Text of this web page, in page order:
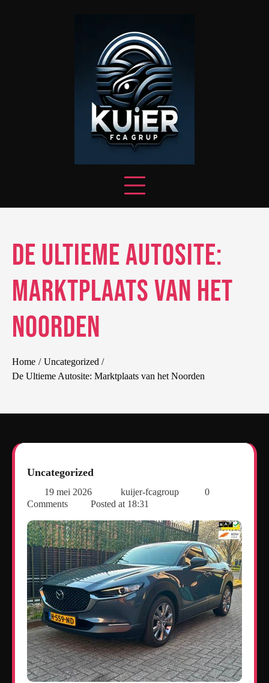
De Ultieme Autosite:
Marktplaats van het
Noorden
Home
Uncategorized
De Ultieme Autosite: Marktplaats van het Noorden
Uncategorized
19 mei 2026 kuijer-fcagroup
0
Comments
Posted at 18:31